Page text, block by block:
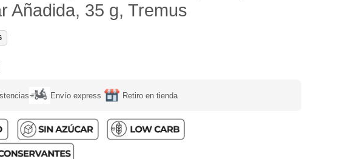
Añadida, 35 g, Tremus
Envío express Retiro en tienda